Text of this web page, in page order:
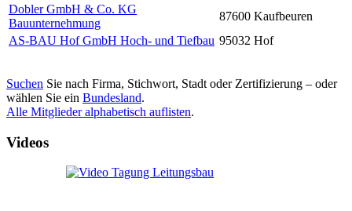
Dobler GmbH & Co. KG
Bauunternehmung
87600 Kaufbeuren
AS-BAU Hof GmbH Hoch- und Tiefbau 95032 Hof
Suchen Sie nach Firma, Stichwort, Stadt oder Zertifizierung – oder
wählen Sie ein Bundesland.
Alle Mitglieder alphabetisch auflisten.
Videos